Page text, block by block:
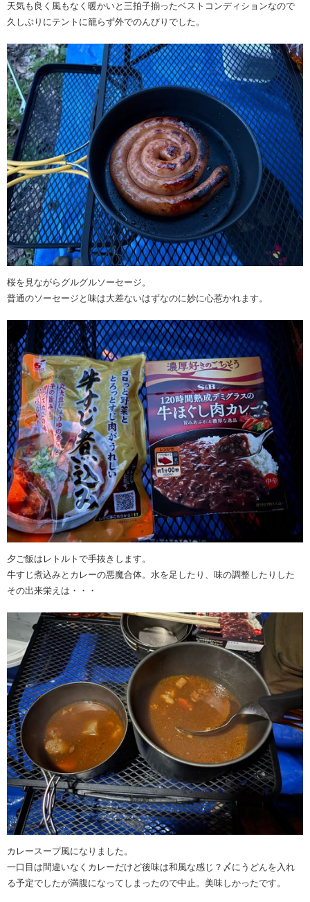
天気も良く風もなく暖かいと三拍子揃ったベストコンディションなので
久しぶりにテントに籠らず外でのんびりでした。
桜を見ながらグルグルソーセージ。
普通のソーセージと味は大差ないはずなのに妙に心惹かれます。
夕ご飯はレトルトで手抜きします。
牛すじ煮込みとカレーの悪魔合体。水を足したり、味の調整したりした
その出来栄えは・・・
カレースープ風になりました。
一口目は間違いなくカレーだけど後味は和風な感じ？〆にうどんを入れ
る予定でしたが満腹になってしまったので中止。美味しかったです。